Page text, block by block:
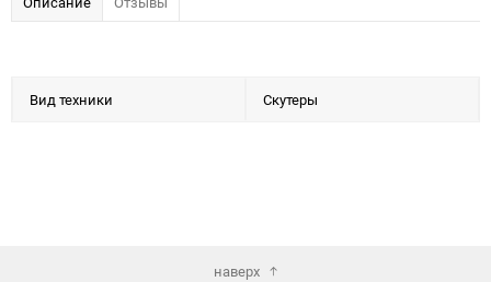
Вид техники Скутеры
наверх